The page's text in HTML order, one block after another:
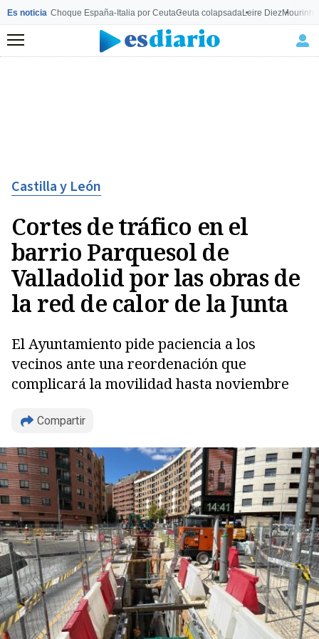
Es noticia Choque España-Italia por CeutaCeuta colapsadaLeire Diez
Menú
Castilla y León
Cortes de tráfico en el
barrio Parquesol de
Valladolid por las obras de
la red de calor de la Junta
El Ayuntamiento pide paciencia a los
vecinos ante una reordenación que
complicará la movilidad hasta noviembre
Compartir
Copiar